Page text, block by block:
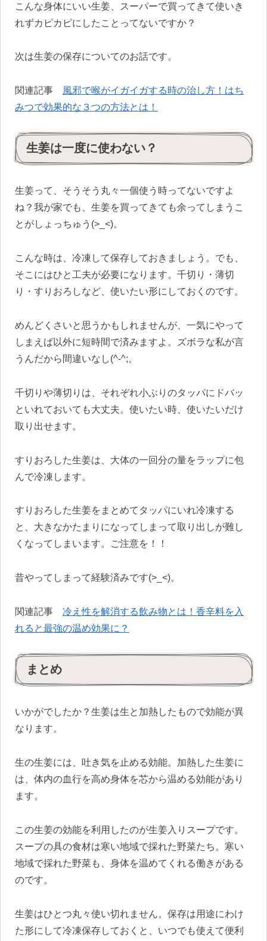
こんな身体にいい生姜、スーパーで買ってきて使いき
れずカピカピにしたことってないですか？
次は生姜の保存についてのお話です。
関連記事
風邪で喉がイガイガする時の治し方！はち
みつで効果的な３つの方法とは！
生姜は一度に使わない？
生姜って、そうそう丸々一個使う時ってないですよ
ね？我が家でも、生姜を買ってきても余ってしまうこ
とがしょっちゅう(>_<)。
こんな時は、冷凍して保存しておきましょう。でも、
そこにはひと工夫が必要になります。千切り・薄切
り・すりおろしなど、使いたい形にしておくのです。
めんどくさいと思うかもしれませんが、一気にやって
しまえば以外に短時間で済みますよ。ズボラな私が言
うんだから間違いなし(^-^;。
千切りや薄切りは、それぞれ小ぶりのタッパにドバッ
といれておいても大丈夫。使いたい時、使いたいだけ
取り出せます。
すりおろした生姜は、大体の一回分の量をラップに包
んで冷凍します。
すりおろした生姜をまとめてタッパにいれ冷凍する
と、大きなかたまりになってしまって取り出しが難し
くなってしまいます。ご注意を！！
昔やってしまって経験済みです(>_<)。
関連記事 冷え性を解消する飲み物とは！香辛料を入
れると最強の温め効果に？
まとめ
いかがでしたか？生姜は生と加熱したもので効能が異
なります。
生の生姜には、吐き気を止める効能。加熱した生姜に
は、体内の血行を高め身体を芯から温める効能があり
ます。
この生姜の効能を利用したのが生姜入りスープです。
スープの具の食材は寒い地域で採れた野菜たち。寒い
地域で採れた野菜も、身体を温めてくれる働きがある
のです。
生姜はひとつ丸々使い切れません。保存は用途にわけ
た形にして冷凍保存しておくと、いつでも使えて便利